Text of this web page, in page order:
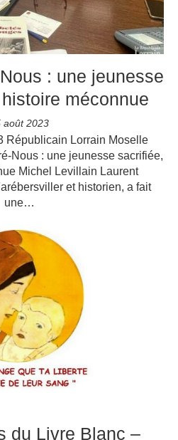
: une jeunesse
méconnue
août 2023
Républicain Lorrain Moselle
Nous : une jeunesse sacrifiée,
Michel Levillain Laurent
et historien, a fait
une…
du Livre Blanc –